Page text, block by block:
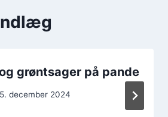
grøntsager på pande
december 2024